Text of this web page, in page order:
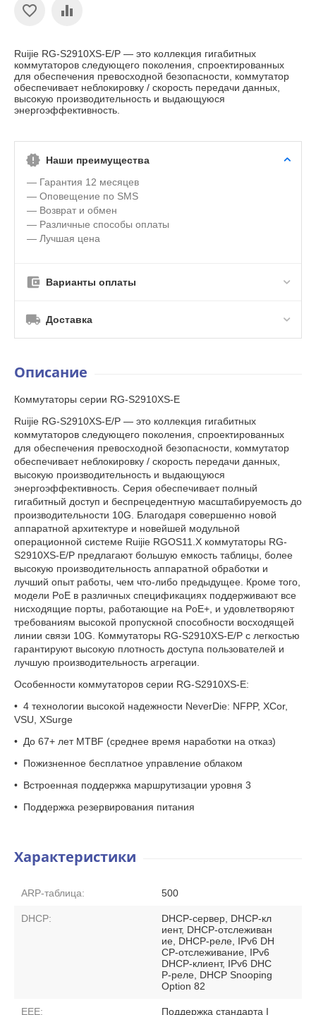
Ruijie RG-S2910XS-E/P — это коллекция гигабитных
коммутаторов следующего поколения, спроектированных
для обеспечения превосходной безопасности, коммутатор
обеспечивает неблокировку / скорость передачи данных,
высокую производительность и выдающуюся
энергоэффективность.
Наши преимущества
— Гарантия 12 месяцев
— Оповещение по SMS
— Возврат и обмен
— Различные способы оплаты
— Лучшая цена
Варианты оплаты
Доставка
Описание
Коммутаторы серии RG-S2910XS-E
Ruijie RG-S2910XS-E/P — это коллекция гигабитных
коммутаторов следующего поколения, спроектированных
для обеспечения превосходной безопасности, коммутатор
обеспечивает неблокировку / скорость передачи данных,
высокую производительность и выдающуюся
энергоэффективность. Серия обеспечивает полный
гигабитный доступ и беспрецедентную масштабируемость до
производительности 10G. Благодаря совершенно новой
аппаратной архитектуре и новейшей модульной
операционной системе Ruijie RGOS11.X коммутаторы RG-
S2910XS-E/P предлагают большую емкость таблицы, более
высокую производительность аппаратной обработки и
лучший опыт работы, чем что-либо предыдущее. Кроме того,
модели PoE в различных спецификациях поддерживают все
нисходящие порты, работающие на PoE+, и удовлетворяют
требованиям высокой пропускной способности восходящей
линии связи 10G. Коммутаторы RG-S2910XS-E/P с легкостью
гарантируют высокую плотность доступа пользователей и
лучшую производительность агрегации.
Особенности коммутаторов серии RG-S2910XS-E:
• 4 технологии высокой надежности NeverDie: NFPP, XCor,
VSU, XSurge
• До 67+ лет MTBF (среднее время наработки на отказ)
• Пожизненное бесплатное управление облаком
• Встроенная поддержка маршрутизации уровня 3
• Поддержка резервирования питания
Характеристики
ARP-таблица: 500
DHCP:
DHCP-сервер, DHCP-кл
иент, DHCP-отслеживан
ие, DHCP-реле, IPv6 DH
CP-отслеживание, IPv6
DHCP-клиент, IPv6 DHC
P-реле, DHCP Snooping
Option 82
EEE: Поддержка стандарта I